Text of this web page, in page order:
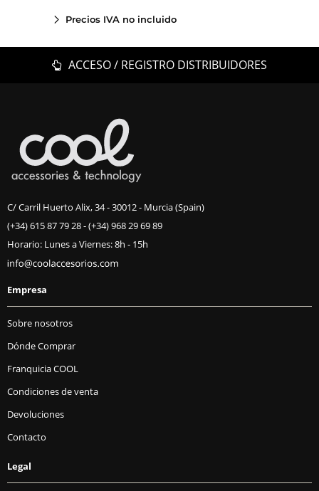
Precios IVA no incluido
ACCESO / REGISTRO DISTRIBUIDORES
C/ Carril Huerto Alix, 34 - 30012 - Murcia (Spain)
(+34) 615 87 79 28-(+34) 968 29 69 89
Horario: Lunes a Viernes: 8h - 15h
Empresa
Sobre nosotros
Dónde Comprar
Franquicia COOL
Condiciones de venta
Devoluciones
Contacto
Legal